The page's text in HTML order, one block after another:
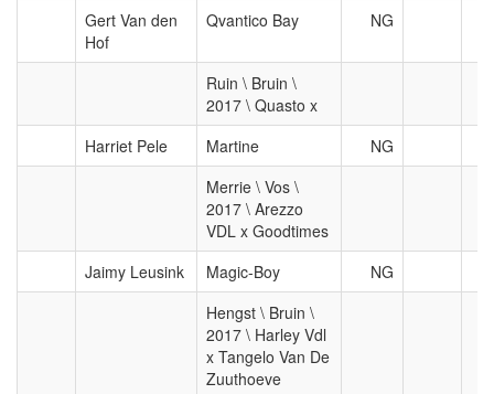
Gert Van den
Hof
Qvantico Bay NG
Ruin \ Bruin \
2017 \ Quasto x
Harriet Pele
Martine
NG
Merrie \ Vos \
2017 \ Arezzo
VDL x Goodtimes
Jaimy Leusink
Magic-Boy
NG
Hengst \ Bruin \
2017 \ Harley Vdl
x Tangelo Van De
Zuuthoeve